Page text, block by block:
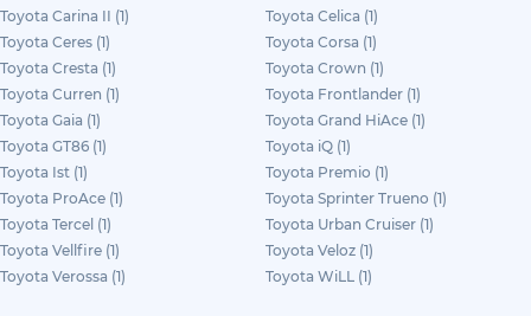
Toyota Carina II (1)
Toyota Celica (1)
Toyota Ceres (1)
Toyota Corsa (1)
Toyota Cresta (1)
Toyota Crown (1)
Toyota Curren (1)
Toyota Frontlander (1)
Toyota Gaia (1)
Toyota Grand HiAce (1)
Toyota GT86 (1)
Toyota iQ (1)
Toyota Ist (1)
Toyota Premio (1)
Toyota ProAce (1)
Toyota Sprinter Trueno (1)
Toyota Tercel (1)
Toyota Urban Cruiser (1)
Toyota Vellfire (1)
Toyota Veloz (1)
Toyota Verossa (1)
Toyota WiLL (1)